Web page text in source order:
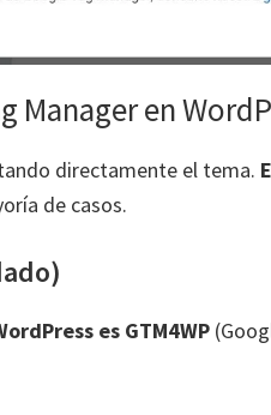
Manager en
directamente el tema.
de casos.
es GTM4WP